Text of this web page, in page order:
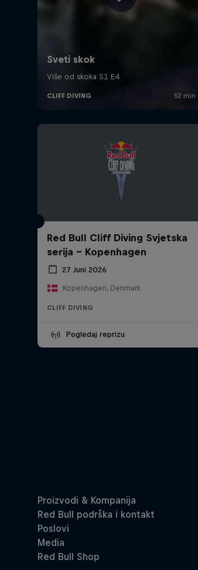
Red Bull Cliff Diving Svjetska
serija - Kopenhagen
27 Juni 2026
Kopenhagen, Denmark
CLIFF DIVING
Pogledaj reprizu